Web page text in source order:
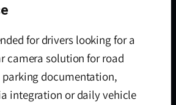
for drivers looking for a
camera solution for road
parking documentation,
integration or daily vehicle